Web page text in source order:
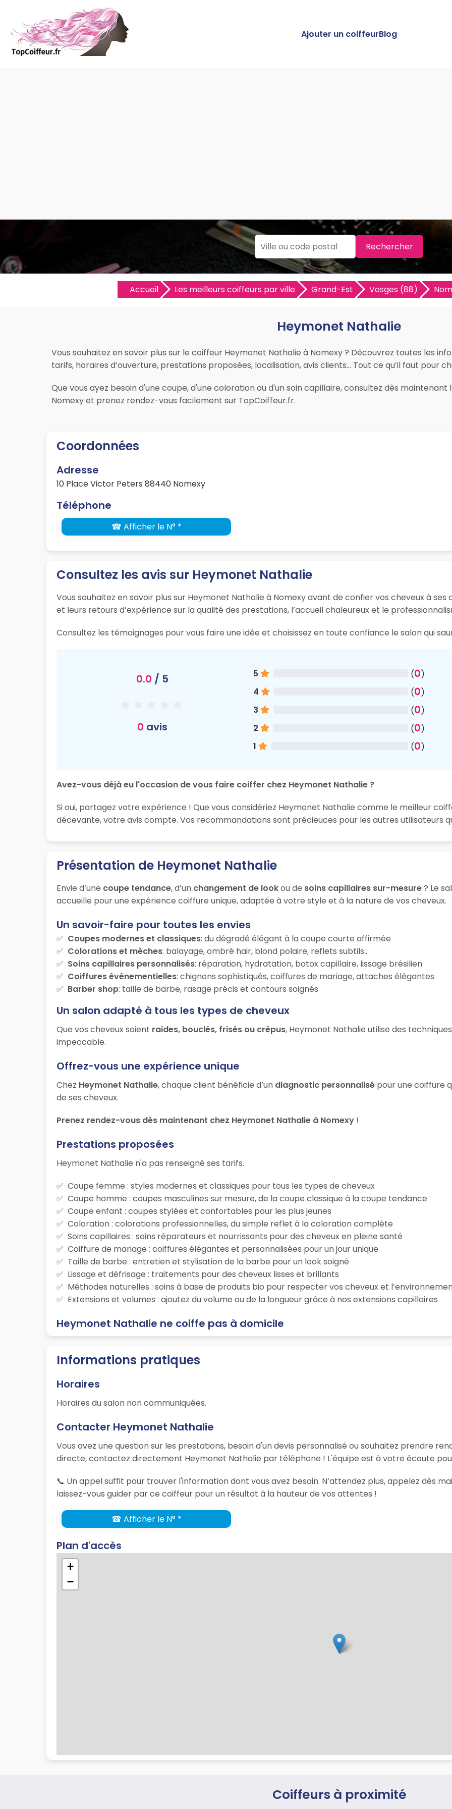
Ajouter un coiffeurBlog
Rechercher
Accueil Les meilleurs coiffeurs par ville Grand-Est Vosges (88)
Heymonet Nathalie
Vous souhaitez en savoir plus sur le coiffeur Heymonet Nathalie à Nomexy ? Découvrez toutes les
tarifs, horaires d’ouverture, prestations proposées, localisation, avis clients… Tout ce qu’il faut pour
Que vous ayez besoin d'une coupe, d'une coloration ou d'un soin capillaire, consultez dès
Nomexy et prenez rendez-vous facilement sur TopCoiffeur.fr.
Coordonnées
Adresse
10 Place Victor Peters 88440 Nomexy
Téléphone
☎ Afficher le N° *
Consultez les avis sur Heymonet Nathalie
Vous souhaitez en savoir plus sur Heymonet Nathalie à Nomexy avant de confier vos cheveux à
et leurs retours d’expérience sur la qualité des prestations, l’accueil chaleureux et le
Consultez les témoignages pour vous faire une idée et choisissez en toute confiance le salon qui
0.0 / 5
0 avis
5 (0)
4
(0)
3
(0)
2
(0)
1
(0)
Avez-vous déjà eu l'occasion de vous faire coiffer chez Heymonet Nathalie ?
Si oui, partagez votre expérience ! Que vous considériez Heymonet Nathalie comme le meilleur
décevante, votre avis compte. Vos recommandations sont précieuces pour les autres utilisateurs
Présentation de Heymonet Nathalie
Envie d’une coupe tendance, d’un changement de lookou de soins capillaires sur-mesure? Le
accueille pour une expérience coiffure unique, adaptée à votre style et à la nature de vos cheveux.
Un savoir-faire pour toutes les envies
Coupes modernes et classiques: du dégradé élégant à la coupe courte affirmée
Colorations et mèches: balayage, ombré hair, blond polaire, reflets subtils…
Soins capillaires personnalisés: réparation, hydratation, botox capillaire, lissage brésilien
Coiffures événementielles: chignons sophistiqués, coiffures de mariage, attaches élégantes
Barber shop: taille de barbe, rasage précis et contours soignés
Un salon adapté à tous les types de cheveux
Que vos cheveux soient raides, bouclés, frisés ou crépus, Heymonet Nathalie utilise des
impeccable.
Offrez-vous une expérience unique
Chez Heymonet Nathalie, chaque client bénéficie d’un diagnostic personnalisé pour une coiffure
de ses cheveux.
Prenez rendez-vous dès maintenant chez Heymonet Nathalie à Nomexy !
Prestations proposées
Heymonet Nathalie n'a pas renseigné ses tarifs.
Coupe femme : styles modernes et classiques pour tous les types de cheveux
Coupe homme : coupes masculines sur mesure, de la coupe classique à la coupe tendance
Coupe enfant : coupes stylées et confortables pour les plus jeunes
Coloration : colorations professionnelles, du simple reflet à la coloration complète
Soins capillaires : soins réparateurs et nourrissants pour des cheveux en pleine santé
Coiffure de mariage : coiffures élégantes et personnalisées pour un jour unique
Taille de barbe : entretien et stylisation de la barbe pour un look soigné
Lissage et défrisage : traitements pour des cheveux lisses et brillants
Méthodes naturelles : soins à base de produits bio pour respecter vos cheveux et
Extensions et volumes : ajoutez du volume ou de la longueur grâce à nos extensions capillaires
Heymonet Nathalie ne coiffe pas à domicile
Informations pratiques
Horaires
Horaires du salon non communiquées.
Contacter Heymonet Nathalie
Vous avez une question sur les prestations, besoin d'un devis personnalisé ou souhaitez prendre
directe, contactez directement Heymonet Nathalie par téléphone ! L'équipe est à votre écoute
📞 Un appel suffit pour trouver l'information dont vous avez besoin. N’attendez plus, appelez dès
laissez-vous guider par ce coiffeur pour un résultat à la hauteur de vos attentes !
☎ Afficher le N° *
Plan d'accès
+
−
Coiffeurs à proximité